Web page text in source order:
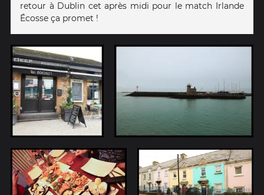
retour à Dublin cet après midi pour le match Irlande
Écosse ça promet !